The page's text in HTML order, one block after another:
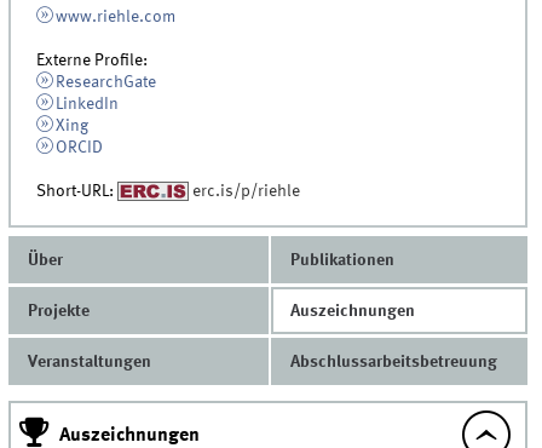
www.riehle.com
Externe Profile:
ResearchGate
LinkedIn
Xing
ORCID
Short-URL: erc.is/p/riehle
Über Publikationen
Projekte Auszeichnungen
Veranstaltungen Abschlussarbeitsbetreuung
Auszeichnungen